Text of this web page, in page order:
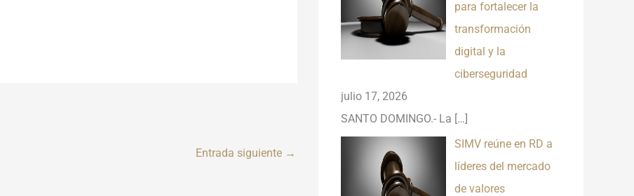
Entrada siguiente →
para fortalecer la
transformación
digital y la
ciberseguridad
julio 17, 2026
SANTO DOMINGO.- La […]
SIMV reúne en RD a
líderes del mercado
de valores